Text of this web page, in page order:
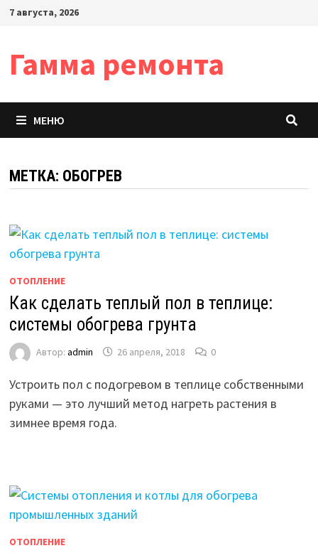
Перейти
7 августа, 2026
Гамма ремонта
МЕНЮ
МЕТКА: ОБОГРЕВ
ОТОПЛЕНИЕ
Как сделать теплый пол в теплице:
системы обогрева грунта
Автор: admin 26 апреля, 2018 0
Устроить пол с подогревом в теплице собственными
руками — это лучший метод нагреть растения в
зимнее время года.
ОТОПЛЕНИЕ